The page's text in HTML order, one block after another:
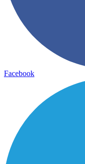
Facebook